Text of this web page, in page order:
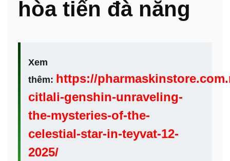
hòa tiến đà nẵng
Xem
thêm: https://
citlali-genshin-unraveling-
the-mysteries-of-the-
celestial-star-in-teyvat-12-
2025/